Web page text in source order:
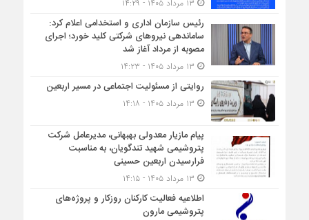
رئیس سازمان اداری و استخدامی اعلام کرد:
ساماندهی نیروهای شرکتی کلید خورد؛ اجرای
مصوبه از مرداد آغاز شد
روایتی از مسئولیت اجتماعی در مسیر اربعین
پیام مازیار معدولی بهبهانی، مدیرعامل شرکت
پتروشیمی شهید تندگویان، به مناسبت
فرارسیدن اربعین حسینی
اطلاعیه فعالیت کارکنان روزکار و پروژه‌های
پتروشیمی مارون